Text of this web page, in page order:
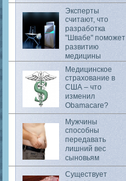
Эксперты
считают, что
разработка
"Швабе" поможет
развитию
медицины
Медицинское
страхование в
США – что
изменил
Obamacare?
Мужчины
способны
передавать
лишний вес
сыновьям
Существует